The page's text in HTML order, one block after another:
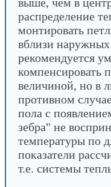
распределение
монтировать
вблизи
рекомендуется
компенсировать
величиной, но в
противном
пола с
зебра" не
температуры по
показатели
т.е. системы